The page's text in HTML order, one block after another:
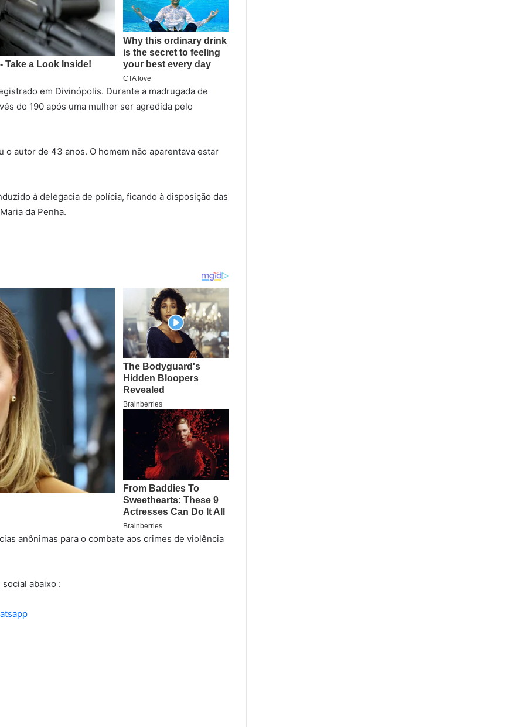
em Divinópolis. Durante a madrugada de
do 190 após uma mulher ser agredida pelo
autor de 43 anos. O homem não aparentava estar
à delegacia de polícia, ficando à disposição das
da Penha.
anônimas para o combate aos crimes de violência
abaixo :